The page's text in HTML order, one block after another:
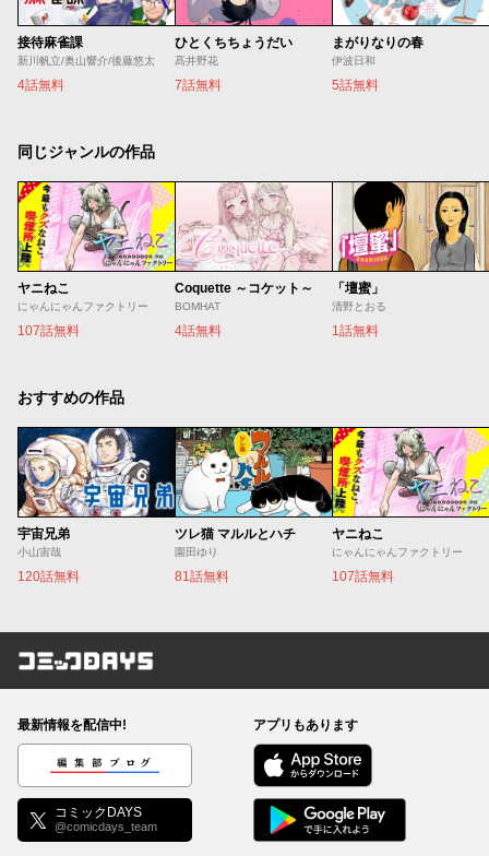
接待麻雀課
新川帆立/奥山響介/後藤悠太
4話無料
ひとくちちょうだい
髙井野花
7話無料
まがりなりの春
伊波日和
5話無料
同じジャンルの作品
ヤニねこ
にゃんにゃんファクトリー
107話無料
Coquette ～コケット～
BOMHAT
4話無料
「壇蜜」
清野とおる
1話無料
おすすめの作品
宇宙兄弟
小山宙哉
120話無料
ツレ猫 マルルとハチ
園田ゆり
81話無料
ヤニねこ
にゃんにゃんファクトリー
107話無料
コミックDAYS
最新情報を配信中!
編集部ブログ
コミックDAYS
@comicdays_team
アプリもあります